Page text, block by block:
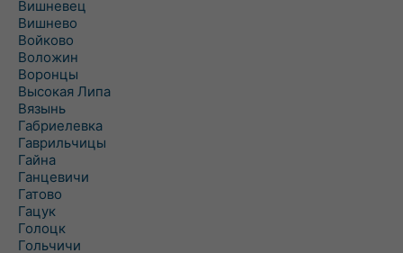
Вишневец
Вишнево
Войково
Воложин
Воронцы
Высокая Липа
Вязынь
Габриелевка
Гаврильчицы
Гайна
Ганцевичи
Гатово
Гацук
Голоцк
Гольчичи